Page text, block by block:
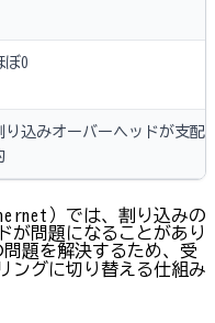
ぼ0
り込みオーバーヘッドが支配
）では、割り込みの
が問題になることがあり
問題を解決するため、受
ングに切り替える仕組み